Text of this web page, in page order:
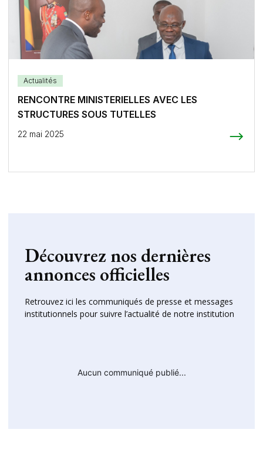
Actualités
RENCONTRE MINISTERIELLES AVEC LES
STRUCTURES SOUS TUTELLES
22 mai 2025
Découvrez nos dernières
annonces officielles
Retrouvez ici les communiqués de presse et messages
institutionnels pour suivre l’actualité de notre institution
Aucun communiqué publié...